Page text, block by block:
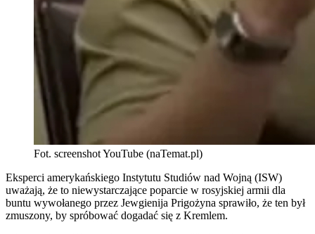
Fot. screenshot YouTube (naTemat.pl)
Eksperci amerykańskiego Instytutu Studiów nad Wojną (ISW)
uważają, że to niewystarczające poparcie w rosyjskiej armii dla
buntu wywołanego przez Jewgienija Prigożyna sprawiło, że ten był
zmuszony, by spróbować dogadać się z Kremlem.